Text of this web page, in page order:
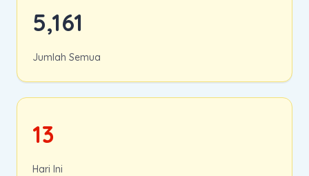
5,161
Jumlah Semua
13
Hari Ini